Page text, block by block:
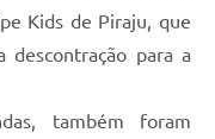
Kids de Piraju, que
descontração para a
também foram